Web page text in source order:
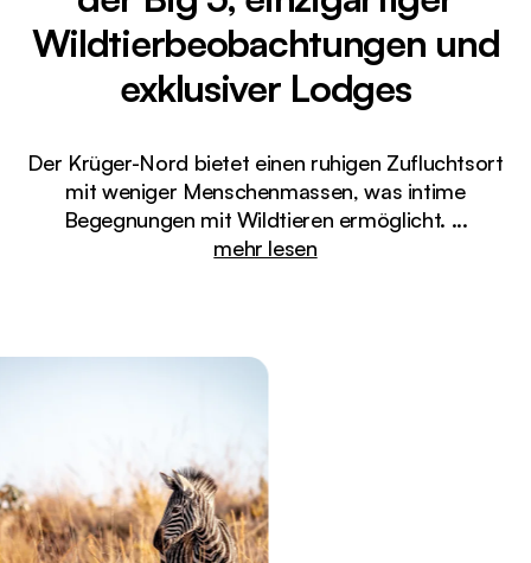
Wildtierbeobachtungen und
exklusiver Lodges
Der Krüger-Nord bietet einen ruhigen Zufluchtsort
mit weniger Menschenmassen, was intime
Begegnungen mit Wildtieren ermöglicht. ...
mehr lesen